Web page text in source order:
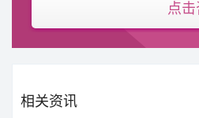
点
相关资讯